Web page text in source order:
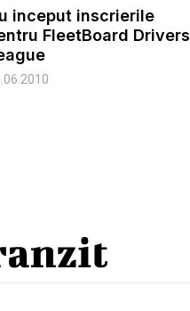
inceput inscrierile
FleetBoard Drivers